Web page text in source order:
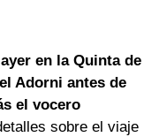
en la Quinta de
Adorni antes de
el vocero
sobre el viaje